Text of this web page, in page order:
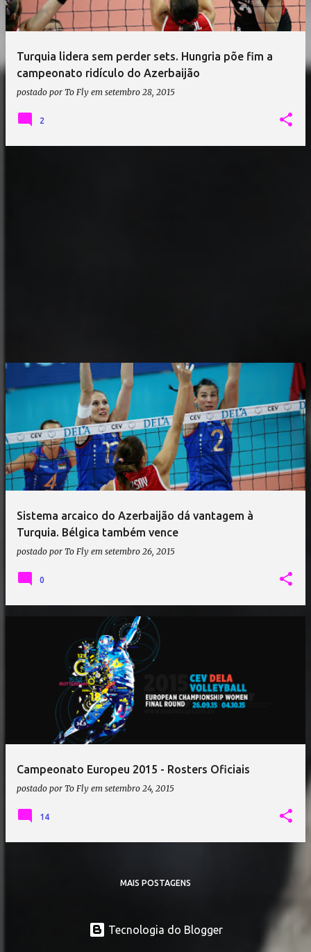
Turquia lidera sem perder sets. Hungria põe fim a
campeonato ridículo do Azerbaijão
postado por To Fly em setembro 28, 2015
2
Sistema arcaico do Azerbaijão dá vantagem à
Turquia. Bélgica também vence
postado por To Fly em setembro 26, 2015
0
Campeonato Europeu 2015 - Rosters Oficiais
postado por To Fly em setembro 24, 2015
14
MAIS POSTAGENS
Tecnologia do Blogger